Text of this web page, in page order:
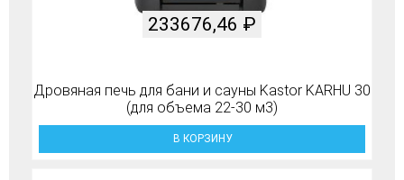
Дровяная печь для бани и сауны Kastor KARHU 30
(для объема 22-30 м3)
233676,46 ₽
В КОРЗИНУ